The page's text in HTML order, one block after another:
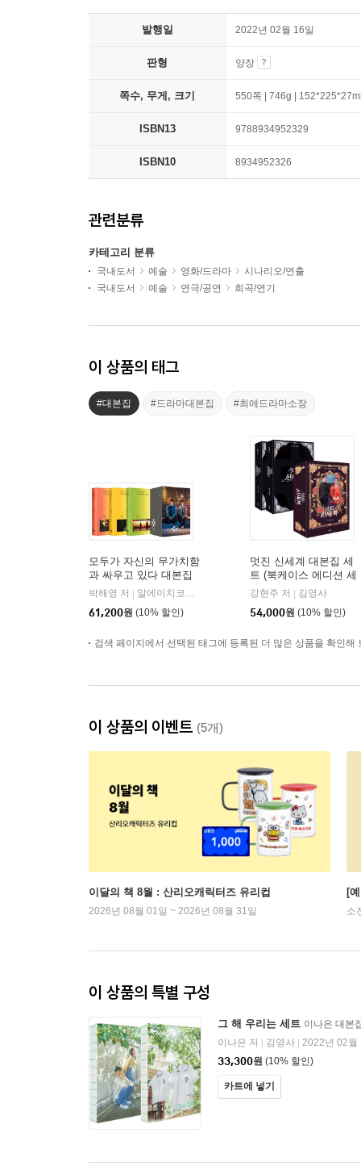
발행일 2022년 02월 16일
판형 양장
쪽수, 무게, 크기 550쪽 | 746g |
ISBN13 9788934952329
ISBN10 8934952326
관련분류
카테고리 분류
국내도서 예술 영화/드라마
시나리오/연출
국내도서
예술 연극/공연 희곡/연기
이 상품의 태그
#대본집 #드라마대본집 #최애드라마소장
모두가 자신의 무가치함
과 싸우고 있다 대본집
세트
박해영 저
알에이치코리아(RHK)
61,200원 (10% 할인)
멋진 신세계 대본집 세
트 (북케이스 에디션 세
트)
강현주 저
김영사
54,000원 (10% 할인)
검색 페이지에서 선택된 태그에 등록된 더 많은 상품을 확인해
이 상품의 이벤트 (5개)
이달의 책 8월 : 산리오캐릭터즈 유리컵
2026년 08월 01일 ~ 2026년 08월 31일
[
소
이 상품의 특별 구성
그 해 우리는 세트 이나은 대본
이나은 저
김영사
2022년 02월
33,300원 (10% 할인)
카트에 넣기